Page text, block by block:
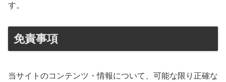
す。
免責事項
当サイトのコンテンツ・情報について、可能な限り正確な